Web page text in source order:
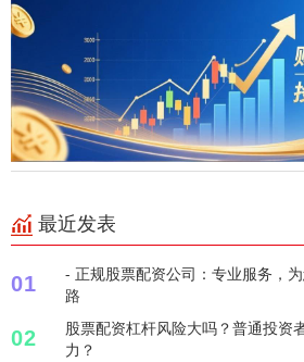
最近发表
01
- 正规股票配资公司：专业服务，
路
02
股票配资杠杆风险大吗？普通投资
力？